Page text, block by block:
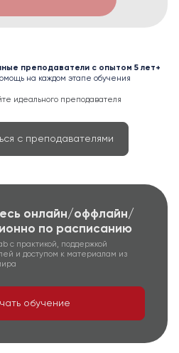
преподаватели с опытом 5 лет+
на каждом этапе обучения
идеального преподавателя
с преподавателями
онлайн/оффлайн/
по расписанию
с практикой, поддержкой
и доступом к материалам из
обучение